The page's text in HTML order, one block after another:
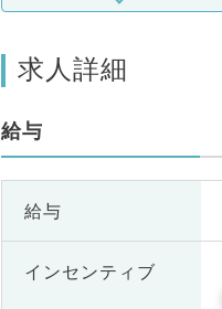
求人詳細
給与
給与
インセンティブ